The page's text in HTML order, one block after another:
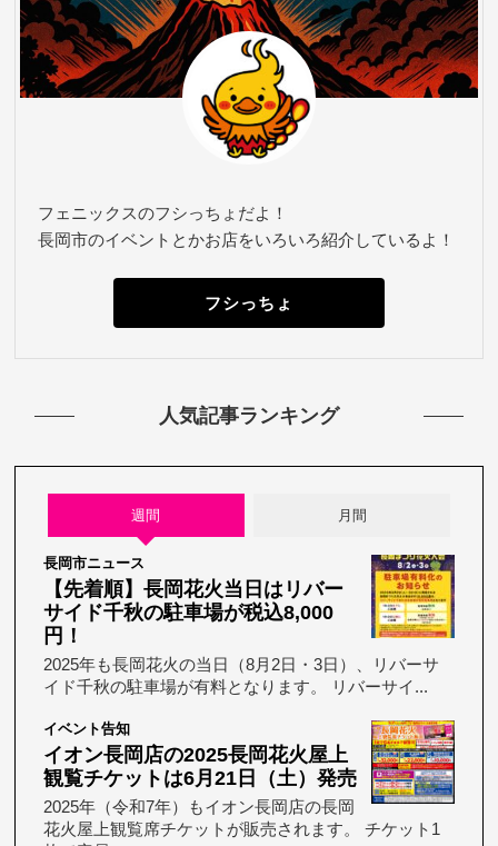
フェニックスのフシっちょだよ！
長岡市のイベントとかお店をいろいろ紹介しているよ！
フシっちょ
人気記事ランキング
週間 月間
長岡市ニュース
【先着順】長岡花火当日はリバー
サイド千秋の駐車場が税込8,000
円！
2025年も長岡花火の当日（8月2日・3日）、リバーサ
イド千秋の駐車場が有料となります。 リバーサイ...
イベント告知
イオン長岡店の2025長岡花火屋上
観覧チケットは6月21日（土）発売
2025年（令和7年）もイオン長岡店の長岡
花火屋上観覧席チケットが販売されます。 チケット1